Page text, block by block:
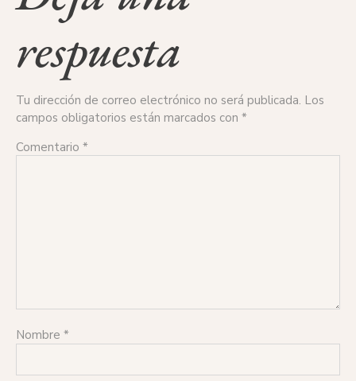
respuesta
Tu dirección de correo electrónico no será publicada. Los
campos obligatorios están marcados con *
Comentario *
Nombre *